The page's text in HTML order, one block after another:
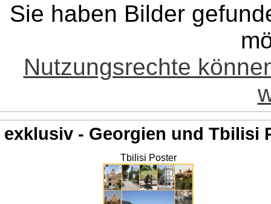
Sie haben Bilder
Nutzungsrechte
exklusiv - Georgien und Tbilisi
Tbilisi Poster